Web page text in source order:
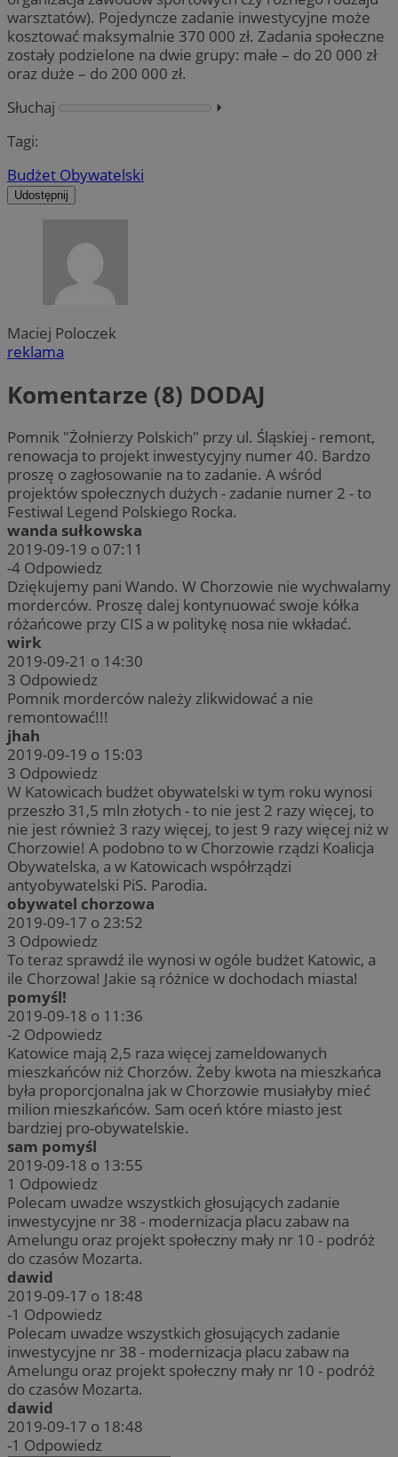
warsztatów). Pojedyncze zadanie inwestycyjne może
kosztować maksymalnie 370 000 zł. Zadania społeczne
zostały podzielone na dwie grupy: małe – do 20 000 zł
oraz duże – do 200 000 zł.
Słuchaj
⏵︎
Tagi:
Budżet Obywatelski
Udostępnij
Maciej Poloczek
reklama
Komentarze (8) DODAJ
Pomnik "Żołnierzy Polskich" przy ul. Śląskiej - remont,
renowacja to projekt inwestycyjny numer 40. Bardzo
proszę o zagłosowanie na to zadanie. A wśród
projektów społecznych dużych - zadanie numer 2 - to
Festiwal Legend Polskiego Rocka.
wanda sułkowska
2019-09-19 o 07:11
-4 Odpowiedz
Dziękujemy pani Wando. W Chorzowie nie wychwalamy
morderców. Proszę dalej kontynuować swoje kółka
różańcowe przy CIS a w politykę nosa nie wkładać.
wirk
2019-09-21 o 14:30
3 Odpowiedz
Pomnik morderców należy zlikwidować a nie
remontować!!!
jhah
2019-09-19 o 15:03
3 Odpowiedz
W Katowicach budżet obywatelski w tym roku wynosi
przeszło 31,5 mln złotych - to nie jest 2 razy więcej, to
nie jest również 3 razy więcej, to jest 9 razy więcej niż w
Chorzowie! A podobno to w Chorzowie rządzi Koalicja
Obywatelska, a w Katowicach współrządzi
antyobywatelski PiS. Parodia.
obywatel chorzowa
2019-09-17 o 23:52
3 Odpowiedz
To teraz sprawdź ile wynosi w ogóle budżet Katowic, a
ile Chorzowa! Jakie są różnice w dochodach miasta!
pomyśl!
2019-09-18 o 11:36
-2 Odpowiedz
Katowice mają 2,5 raza więcej zameldowanych
mieszkańców niż Chorzów. Żeby kwota na mieszkańca
była proporcjonalna jak w Chorzowie musiałyby mieć
milion mieszkańców. Sam oceń które miasto jest
bardziej pro-obywatelskie.
sam pomyśl
2019-09-18 o 13:55
1 Odpowiedz
Polecam uwadze wszystkich głosujących zadanie
inwestycyjne nr 38 - modernizacja placu zabaw na
Amelungu oraz projekt społeczny mały nr 10 - podróż
do czasów Mozarta.
dawid
2019-09-17 o 18:48
-1 Odpowiedz
Polecam uwadze wszystkich głosujących zadanie
inwestycyjne nr 38 - modernizacja placu zabaw na
Amelungu oraz projekt społeczny mały nr 10 - podróż
do czasów Mozarta.
dawid
2019-09-17 o 18:48
-1 Odpowiedz